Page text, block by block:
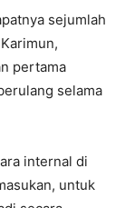
sejumlah
pertama
selama
internal di
untuk